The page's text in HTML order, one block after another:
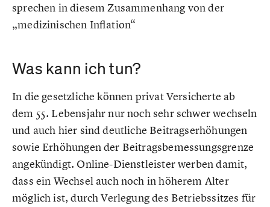
sprechen in diesem Zusammenhang von der
„medizinischen Inflation“
Was kann ich tun?
In die gesetzliche können privat Versicherte ab
dem 55. Lebensjahr nur noch sehr schwer wechseln
und auch hier sind deutliche Beitragserhöhungen
sowie Erhöhungen der Beitragsbemessungsgrenze
angekündigt. Online-Dienstleister werben damit,
dass ein Wechsel auch noch in höherem Alter
möglich ist, durch Verlegung des Betriebssitzes für